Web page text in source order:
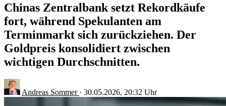
Chinas Zentralbank setzt Rekordkäufe
fort, während Spekulanten am
Terminmarkt sich zurückziehen. Der
Goldpreis konsolidiert zwischen
wichtigen Durchschnitten.
Andreas Sommer · 30.05.2026, 20:32 Uhr